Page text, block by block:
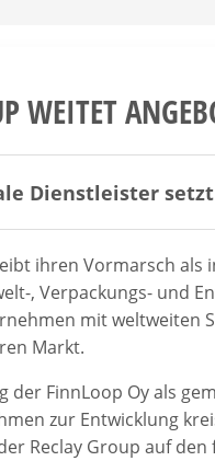
WEITET
Dienstleister
ihren Vormarsch
, Verpackungs- und
mit weltweiten
Markt.
der FinnLoop Oy als
zur Entwicklung
Reclay Group auf